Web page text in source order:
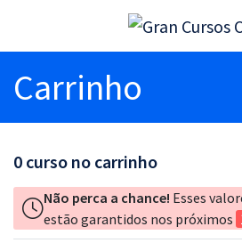
Carrinho
0 curso no carrinho
Não perca a chance! Esses
estão garantidos nos próximos